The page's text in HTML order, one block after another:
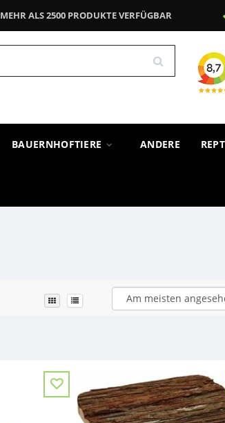
MEHR ALS 2500 PRODUKTE VERFÜGBAR
BAUERNHOFTIERE ANDERE
Am meisten